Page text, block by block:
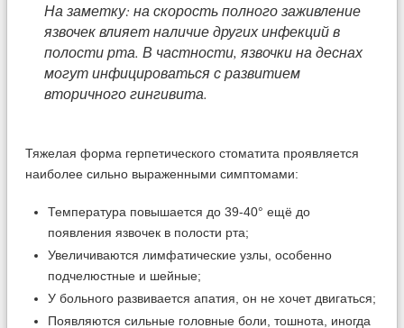
На заметку: на скорость полного заживление
язвочек влияет наличие других инфекций в
полости рта. В частности, язвочки на деснах
могут инфицироваться с развитием
вторичного гингивита.
Тяжелая форма герпетического стоматита проявляется
наиболее сильно выраженными симптомами:
Температура повышается до 39-40° ещё до
появления язвочек в полости рта;
Увеличиваются лимфатические узлы, особенно
подчелюстные и шейные;
У больного развивается апатия, он не хочет двигаться;
Появляются сильные головные боли, тошнота, иногда